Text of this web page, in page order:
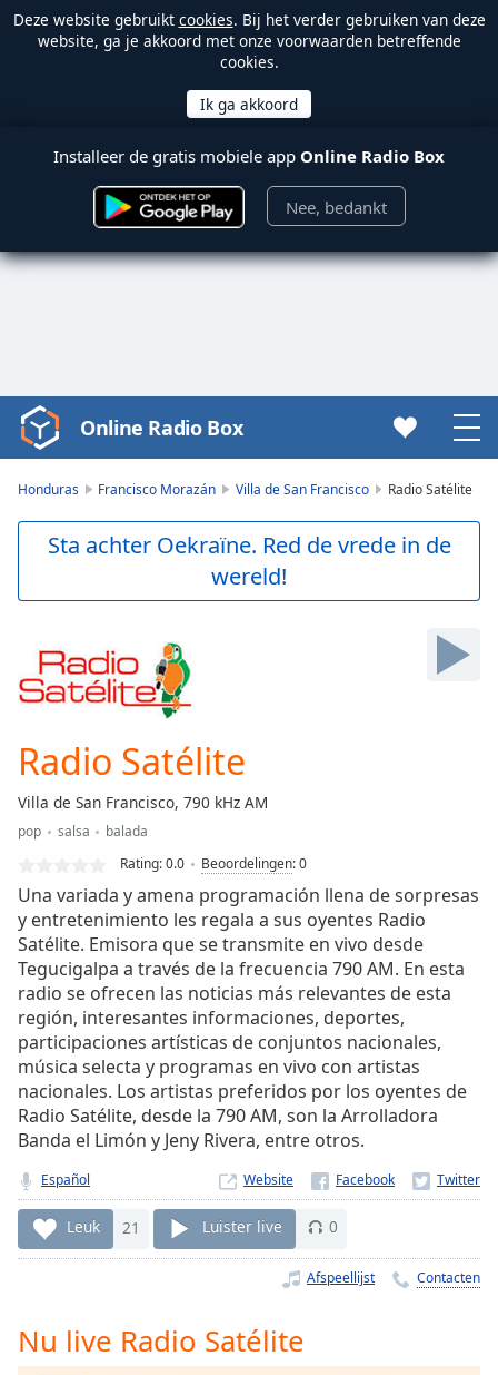
Deze website gebruikt cookies. Bij het verder gebruiken van deze
website, ga je akkoord met onze voorwaarden betreffende
cookies.
Installeer de gratis mobiele app Online Radio Box
Nee, bedankt
Video
Player
Skip
Skip
Forward
Mute
Loaded:
0.00%
Type
Seek to
live,
currently
behind
liveLIVE
Remaining
Time-
Playback
Rate
Chapters
Chapters
off ,
selected
Online Radio Box
Honduras Francisco Morazán Villa de San Francisco Radio Satélite
Sta achter Oekraïne. Red de vrede in de
wereld!
Radio Satélite
Villa de San Francisco, 790 kHz AM
pop salsa
balada
Rating:0.0 Beoordelingen:0
Una variada y amena programación llena de sorpresas
y entretenimiento les regala a sus oyentes Radio
Satélite. Emisora que se transmite en vivo desde
Tegucigalpa a través de la frecuencia 790 AM. En esta
radio se ofrecen las noticias más relevantes de esta
región, interesantes informaciones, deportes,
participaciones artísticas de conjuntos nacionales,
música selecta y programas en vivo con artistas
nacionales. Los artistas preferidos por los oyentes de
Radio Satélite, desde la 790 AM, son la Arrolladora
Banda el Limón y Jeny Rivera, entre otros.
Español Website
Leuk 21 Luister live 0
Afspeellijst Contacten
Nu live Radio Satélite